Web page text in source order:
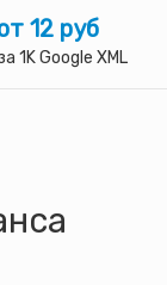
12 руб
1K Google XML